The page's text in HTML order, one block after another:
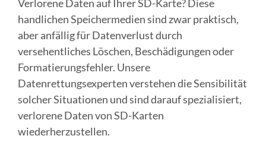
Verlorene Daten auf Ihrer SD-Karte? Diese
handlichen Speichermedien sind zwar praktisch,
aber anfällig für Datenverlust durch
versehentliches Löschen, Beschädigungen oder
Formatierungsfehler. Unsere
Datenrettungsexperten verstehen die Sensibilität
solcher Situationen und sind darauf spezialisiert,
verlorene Daten von SD-Karten
wiederherzustellen.